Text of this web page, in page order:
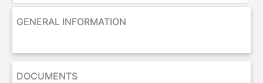
GENERAL INFORMATION
DOCUMENTS